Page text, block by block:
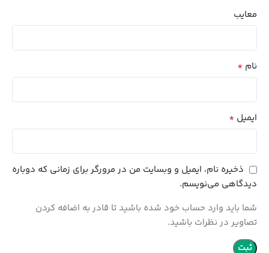
معایب
نام *
ایمیل *
ذخیره نام، ایمیل و وبسایت من در مرورگر برای زمانی که دوباره
دیدگاهی می‌نویسم.
شما باید وارد حساب خود شده باشید تا قادر به اضافه کردن
تصاویر در نظرات باشید.